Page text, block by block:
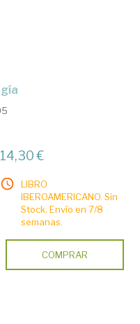
14,30 €
LIBRO
IBEROAMERICANO. Sin
Stock. Envío en 7/8
semanas.
COMPRAR